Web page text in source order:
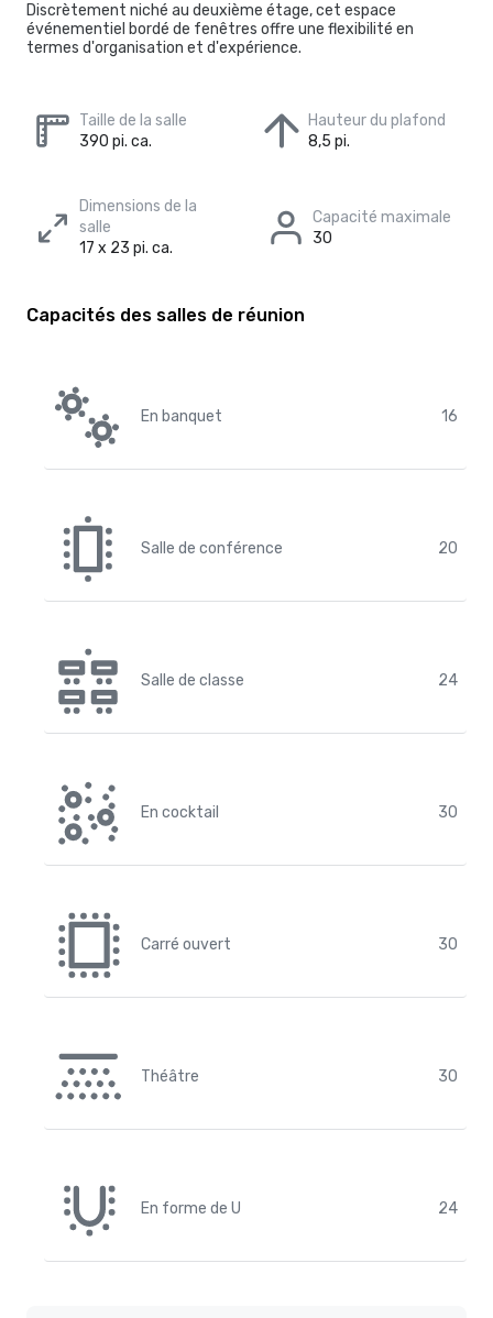
Discrètement niché au deuxième étage, cet espace
événementiel bordé de fenêtres offre une flexibilité en
termes d'organisation et d'expérience.
Taille de la salle
390 pi. ca.
Hauteur du plafond
8,5 pi.
Dimensions de la
salle
17 x 23 pi. ca.
Capacité maximale
30
Capacités des salles de réunion
En banquet 16
Salle de conférence 20
Salle de classe 24
En cocktail 30
Carré ouvert 30
Théâtre 30
En forme de U 24